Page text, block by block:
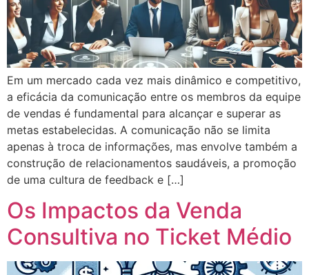
Em um mercado cada vez mais dinâmico e competitivo,
a eficácia da comunicação entre os membros da equipe
de vendas é fundamental para alcançar e superar as
metas estabelecidas. A comunicação não se limita
apenas à troca de informações, mas envolve também a
construção de relacionamentos saudáveis, a promoção
de uma cultura de feedback e […]
Os Impactos da Venda
Consultiva no Ticket Médio